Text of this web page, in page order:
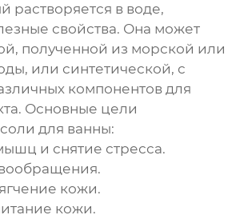
растворяется в воде,
свойства. Она может
полученной из морской или
или синтетической, с
компонентов для
Основные цели
для ванны:
и снятие стресса.
кожи.
кожи.